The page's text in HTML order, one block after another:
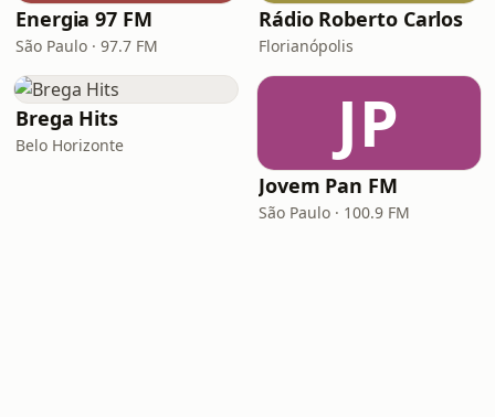
Energia 97 FM
São Paulo · 97.7 FM
Rádio Roberto Carlos
Florianópolis
Brega Hits
Belo Horizonte JP
Jovem Pan FM
São Paulo · 100.9 FM